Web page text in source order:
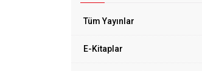
Tüm Yayınlar
E-Kitaplar